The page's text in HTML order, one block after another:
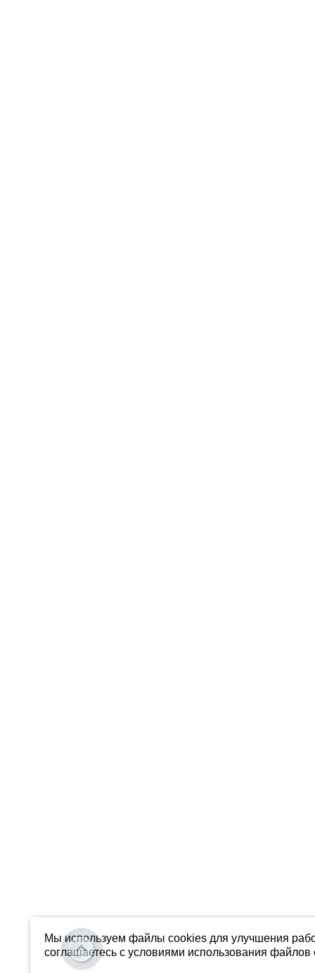
Мы используем файлы cookies для улучшения
соглашаетесь с условиями использования файлов